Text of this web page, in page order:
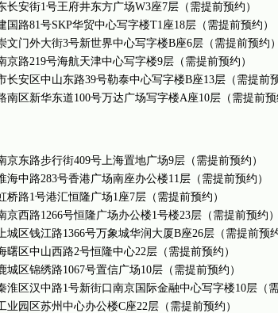
长安街1号王府井东方广场W3座7层（需提前预约）
国路81号SKP华贸中心写字楼T1座18层（需提前预约）
文门外大街3号新世界中心写字楼B座6层（需提前预约）
京路219号海航天津中心写字楼9层（需提前预约）
长安区中山东路39号勒泰中心写字楼B座13层（需提前预
南区新华东道100号万达广场写字楼A座10层（需提前预
京东路步行街409号上海置地广场9层（需提前预约）
海中路283号香港广场南座办公楼11层（需提前预约）
桥路1号港汇恒隆广场1座7层（需提前预约）
京西路1266号恒隆广场办公楼1号楼23层（需提前预约）
城区钱江路1366号万象城华润大厦B座26层（需提前预约
曙区中山西路2号恒隆中心22层（需提前预约）
城区锦绣路1067号置信广场10层（需提前预约）
淮区汉中路1号新街口南京国际金融中心写字楼10层（需
业园区苏州中心办公楼C座22层（需提前预约）